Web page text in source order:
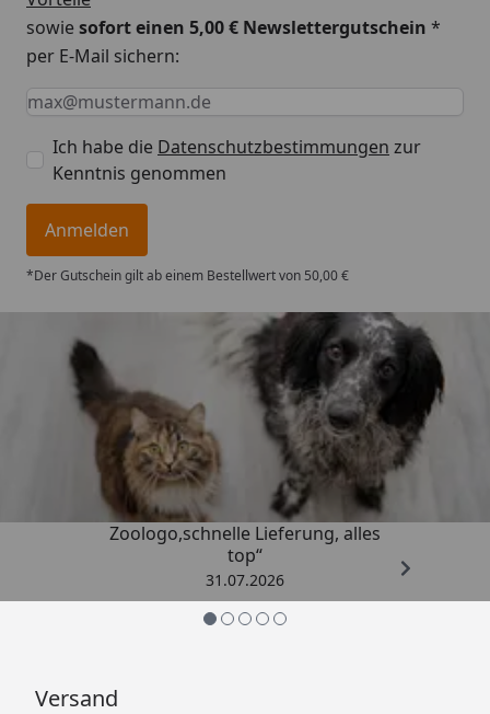
Bei Zimmertemperatur servieren. Die Futtermenge
kann je nach Konstitution und Aktivität des Hundes
Trinkwasser zur Verfügung steht. An einem kühlen
und trockenen Platz aufbewahren. Nach dem Öffnen
im Kühlschrank aufbewahren und innerhalb von 3
Tagen verbrauchen.
sowiesofort einen 5,00 € Newslettergutschein *
per E-Mail sichern:
Keine Eingabe erforderlich
Eingabe erforderlich
E-Mail *
Ich habe die Datenschutzbestimmungen zur
Kenntnis genommen
Anmelden
*Der Gutschein gilt ab einem Bestellwert von 50,00 €
Trusted Shops
4,74/ 5
„Gute Erfahrung mit
Zoologo,schnelle Lieferung, alles
top“
31.07.2026
Versand